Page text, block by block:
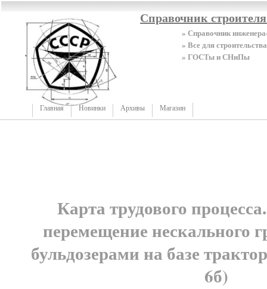
Справочник
» Справочник
» Все для строительства
» ГОСТы и СНиПы
Главная Новинки Архивы Магазин
Карта трудового
перемещение нескального
бульдозерами на базе
6б)